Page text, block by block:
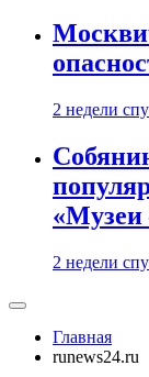
2 недели
2 недели
Главная
runews24.ru